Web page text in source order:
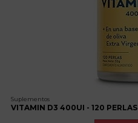
Suplementos
VITAMIN D3 400UI - 120 PERLAS